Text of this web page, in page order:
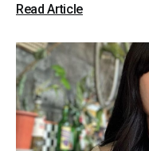
Read Article